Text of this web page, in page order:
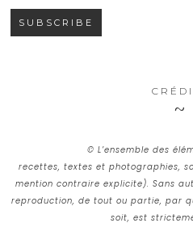
© L’ensemble des
recettes, textes et photographies,
mention contraire explicite). Sans
reproduction, de tout ou partie, par
soit, est